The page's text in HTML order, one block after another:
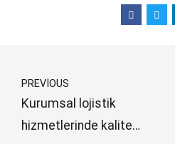
PREVIOUS
Kurumsal lojistik
hizmetlerinde kalite